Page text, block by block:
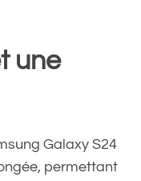
une
Galaxy S24
permettant